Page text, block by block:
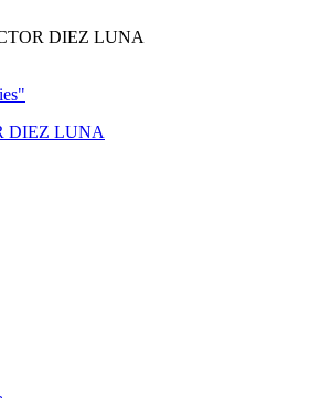
DIEZ LUNA